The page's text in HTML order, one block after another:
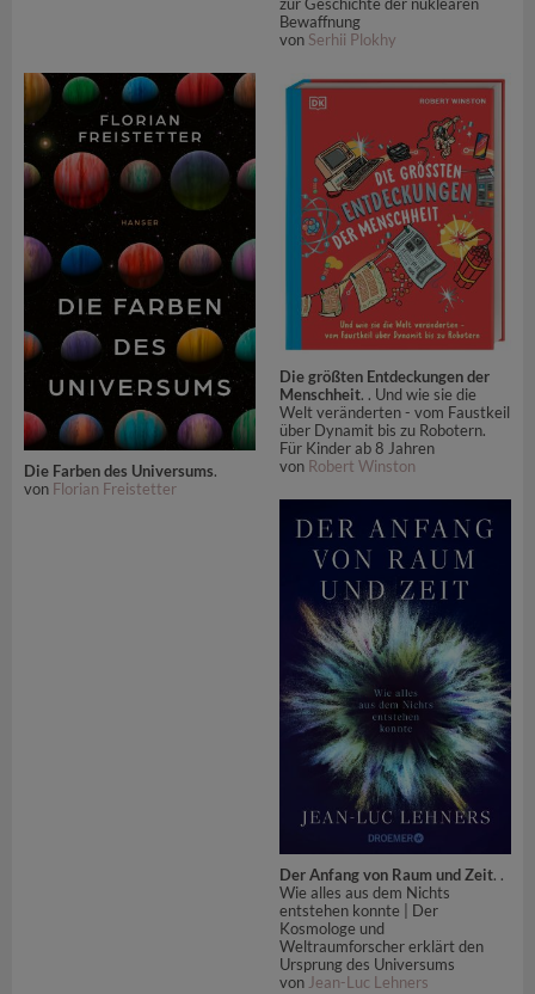
Bewaffnung
von Serhii Plokhy
Die Farben des Universums.
von Florian Freistetter
Die größten Entdeckungen der
Menschheit. . Und wie sie die
Welt veränderten - vom Faustkeil
über Dynamit bis zu Robotern.
Für Kinder ab 8 Jahren
von Robert Winston
Der Anfang von Raum und Zeit. .
Wie alles aus dem Nichts
entstehen konnte | Der
Kosmologe und
Weltraumforscher erklärt den
Ursprung des Universums
von Jean-Luc Lehners